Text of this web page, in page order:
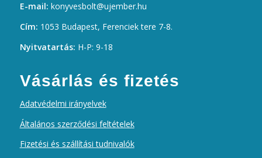
E-mail: konyvesbolt@ujember.hu
Cím: 1053 Budapest, Ferenciek tere 7-8.
Nyitvatartás: H-P: 9-18
Vásárlás és fizetés
Adatvédelmi irányelvek
Általános szerződési feltételek
Fizetési és szállítási tudnivalók